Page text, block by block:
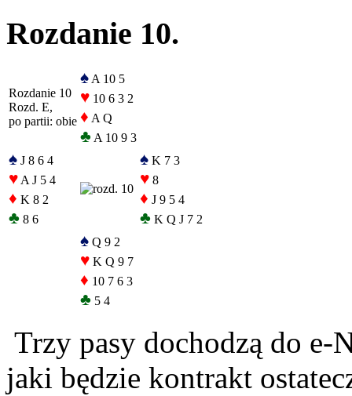
Rozdanie 10.
Rozdanie 10
Rozd. E,
po partii: obie
♠ A 10 5
♥ 10 6 3 2
♦ A Q
♣ A 10 9 3
♠ J 8 6 4
♥ A J 5 4
♦ K 8 2
♣ 8 6
♠ K 7 3
♥ 8
♦ J 9 5 4
♣ K Q J 7 2
♠ Q 9 2
♥ K Q 9 7
♦ 10 7 6 3
♣ 5 4
Trzy pasy dochodzą do e-
jaki będzie kontrakt